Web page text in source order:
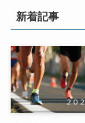
新着記事